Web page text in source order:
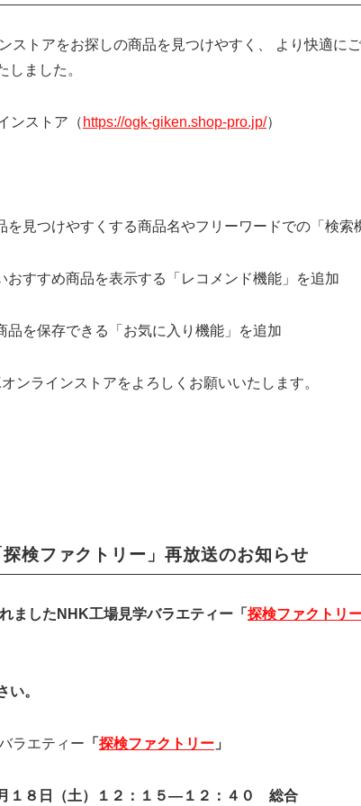
ストアをお探しの商品を見つけやすく、 より快適に
しました。
ンストア（ https://ogk-giken.shop-pro.jp/）
を見つけやすくする商品名やフリーワードでの「検索
おすすめ商品を表示する「レコメンド機能」を追加
品を保存できる「お気に入り機能」を追加
ンラインストアをよろしくお願いいたします。
検ファクトリー」再放送のお知らせ
ましたNHK工場見学バラエティー「 探検ファクトリ
い。
ラエティー 「 探検ファクトリー 」
１８日（土）１２：１５―１２：４０ 総合